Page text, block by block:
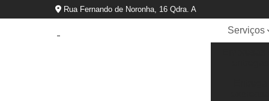
Rua Fernando de Noronha, 16 Qdra. A
Serviços